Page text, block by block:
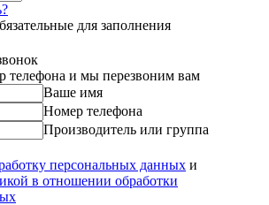
для заполнения
телефона и мы перезвоним вам
Ваше имя
Номер телефона
Производитель или группа
персональных данных и
в отношении обработки